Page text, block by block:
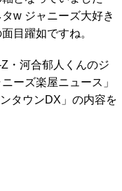
w ジャニーズ大好き
目躍如ですね。
・河合郁人くんのジ
ーズ楽屋ニュース」
タウンDX」の内容を